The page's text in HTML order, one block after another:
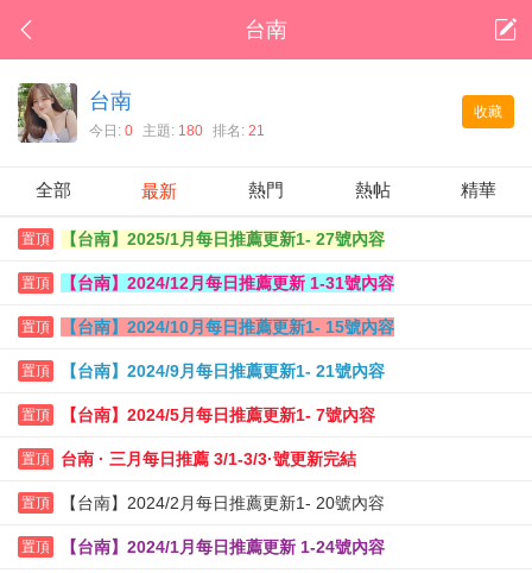
台南
收藏
台南
今日: 0 主題: 180 排名: 21
全部 最新 熱門 熱帖 精華
置頂 【台南】2025/1月每日推薦更新1- 27號內容
置頂 【台南】2024/12月每日推薦更新 1-31號內容
置頂 【台南】2024/10月每日推薦更新1- 15號內容
置頂 【台南】2024/9月每日推薦更新1- 21號內容
置頂 【台南】2024/5月每日推薦更新1- 7號內容
置頂 台南 · 三月每日推薦 3/1-3/3·號更新完結
置頂 【台南】2024/2月每日推薦更新1- 20號內容
置頂 【台南】2024/1月每日推薦更新 1-24號內容